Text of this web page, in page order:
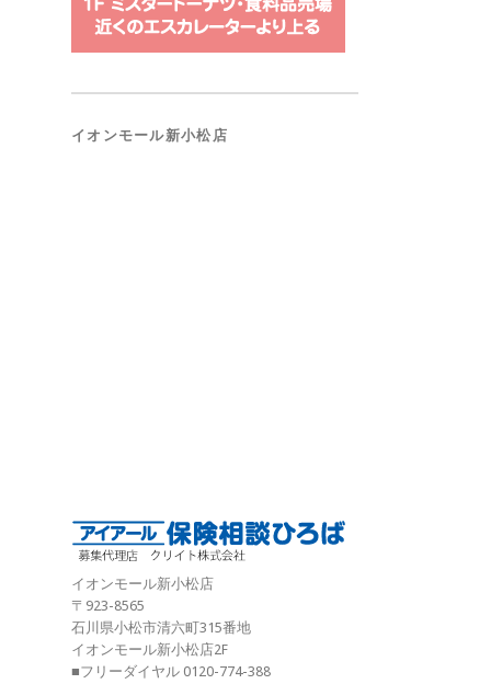
イオンモール新小松店
イオンモール新小松店
〒923-8565
石川県小松市清六町315番地
イオンモール新小松店2F
■フリーダイヤル 0120-774-388